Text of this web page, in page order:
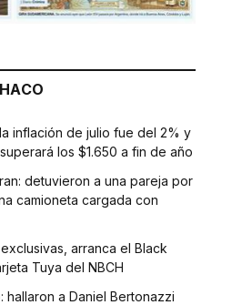
inflación de julio fue del 2% y
los $1.650 a fin de año
detuvieron a una pareja por
camioneta cargada con
arranca el Black
Tuya del NBCH
hallaron a Daniel Bertonazzi